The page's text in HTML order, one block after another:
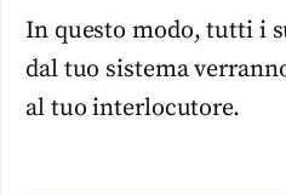
In questo modo, tutti i
dal tuo sistema
al tuo interlocutore.